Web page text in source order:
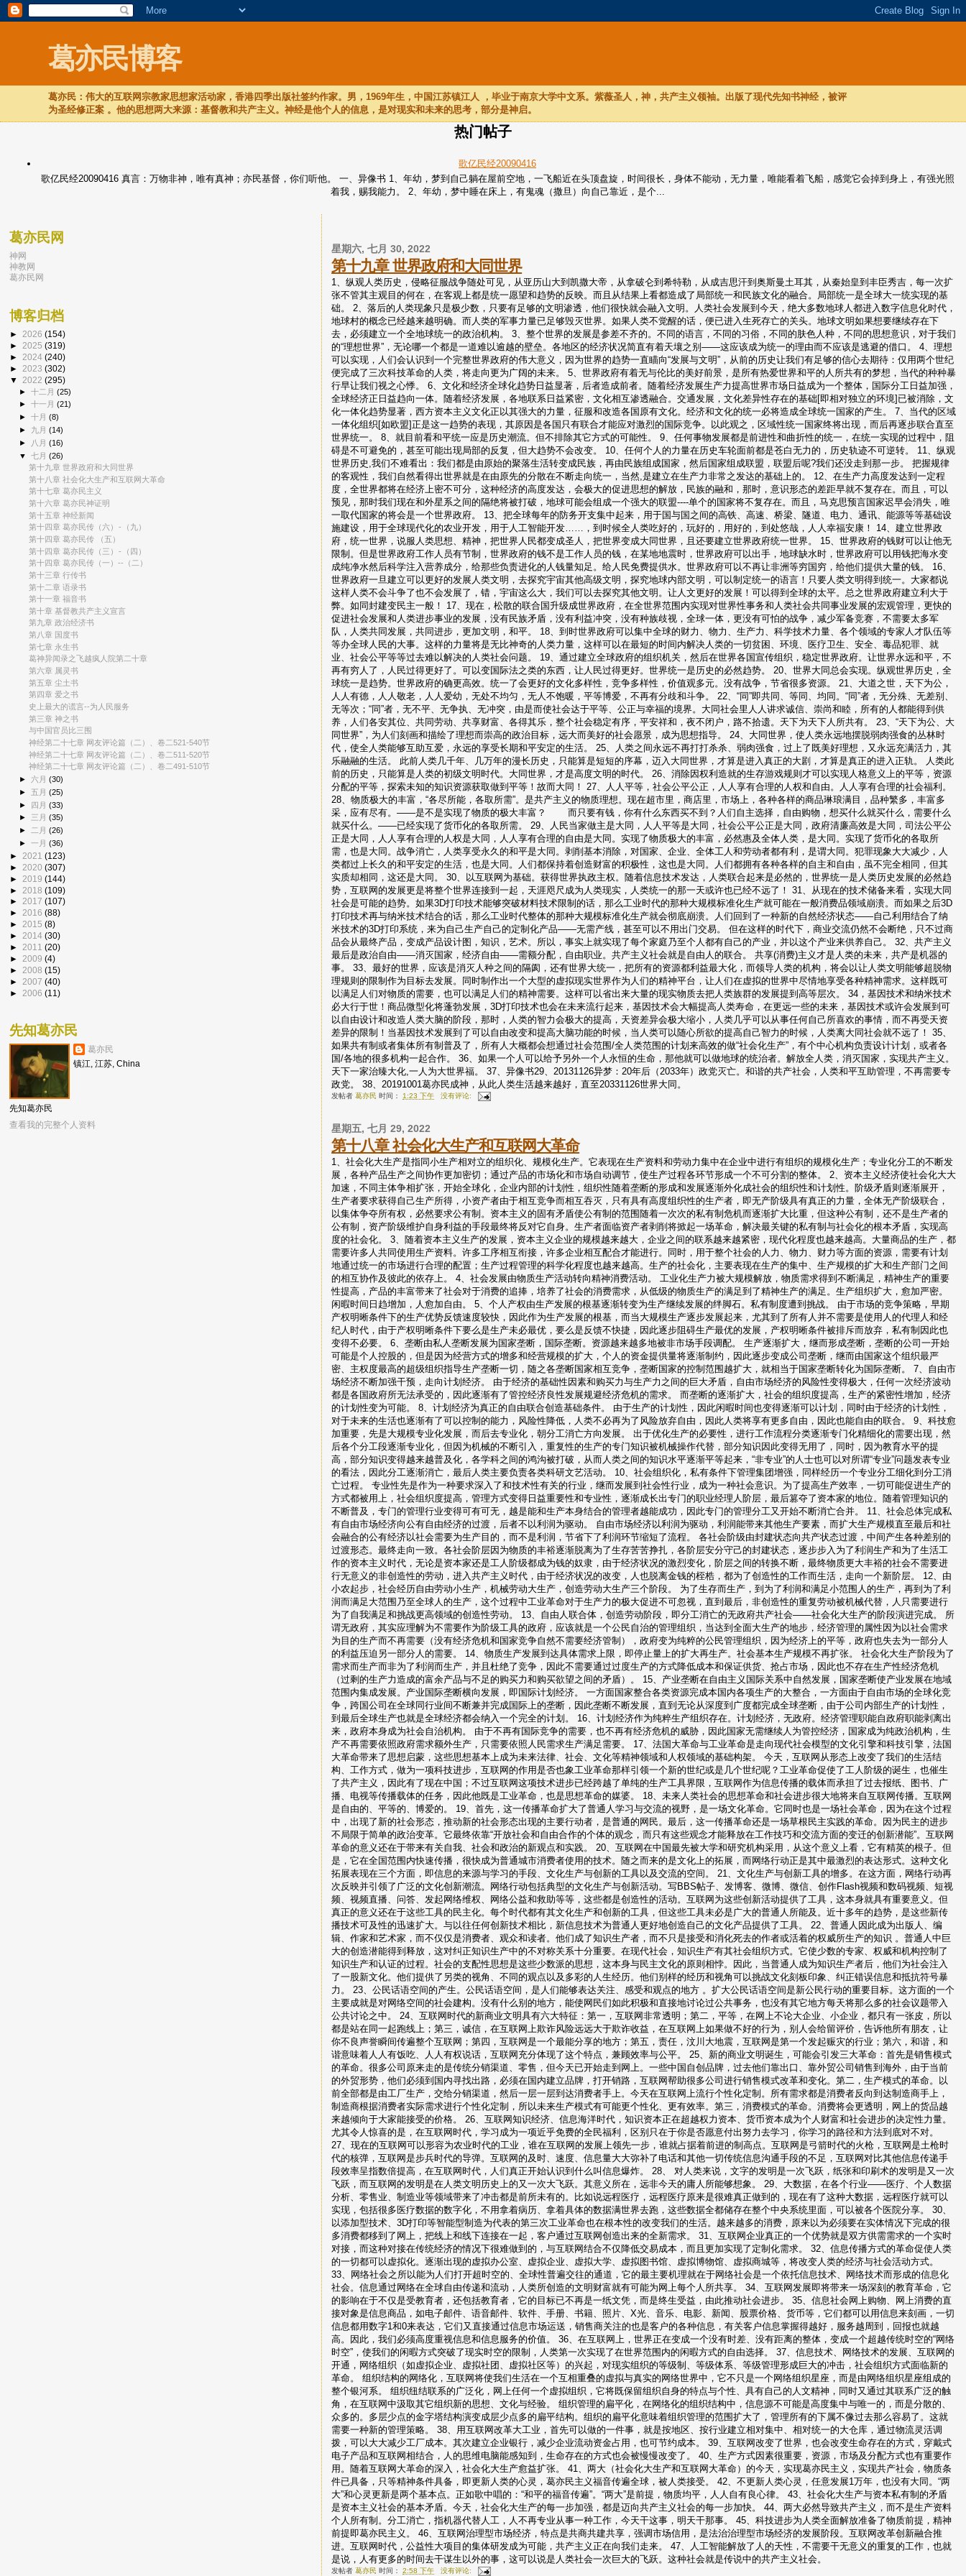
葛亦民博客
葛亦民：伟大的互联网宗教家思想家活动家，香港四季出版社签约作家。男，1969年生，中国江苏镇江人 ，毕业于南京大学中文系。紫薇圣人，神，共产主义领袖。出版了现代先知书神经，被评
为圣经修正案 。他的思想两大来源：基督教和共产主义。神经是他个人的信息，是对现实和未来的思考，部分是神启。
热门帖子
歌亿民经20090416
歌亿民经20090416 真言：万物非神，唯有真神；亦民基督，你们听他。 一、异像书 1、年幼，梦到自己躺在屋前空地，一飞船近在头顶盘旋，时间很长，身体不能动，无力量，唯能看着飞船，感觉它会掉到身上，有强光照
着我，赐我能力。 2、年幼，梦中睡在床上，有鬼魂（撒旦）向自己靠近，是个...
星期六, 七月 30, 2022
第十九章 世界政府和大同世界
1、纵观人类历史，侵略征服战争随处可见，从亚历山大到凯撒大帝，从拿破仑到希特勒，从成吉思汗到奥斯曼土耳其，从秦始皇到丰臣秀吉，每一次扩
张不管其主观目的何在，在客观上都是统一愿望和趋势的反映。而且从结果上看都造成了局部统一和民族文化的融合。局部统一是全球大一统实现的基
础。 2、落后的人类现象只是极少数，只要有足够的文明渗透，他们很快就会融入文明。人类社会发展到今天，绝大多数地球人都进入数字信息化时代，
地球村的概念已经越来越明确。而人类的军事力量已足够毁灭世界。如果人类不觉醒的话，便已进入生死存亡的关头。地球文明如果想要继续存在下
去，必须建立一个全地球统一的政治机构。 3、整个世界的发展是参差不齐的。不同的语言，不同的习俗，不同的肤色人种，不同的思想意识，对于我们
的“理想世界”，无论哪一个都是一道难以逾越的壁垒。各地区的经济状况简直有着天壤之别——这应该成为统一的理由而不应该是逃避的借口。 4、理想
可以实现，人们会认识到一个完整世界政府的伟大意义，因为世界的趋势一直瞄向“发展与文明”，从前的历史让我们有足够的信心去期待：仅用两个世纪
便完成了三次科技革命的人类，将走向更为广阔的未来。 5、世界政府有着无与伦比的美好前景，是所有热爱世界和平的人所共有的梦想，当代的种种暴
行早让我们视之心悸。 6、文化和经济全球化趋势日益显著，后者造成前者。随着经济发展生产力提高世界市场日益成为一个整体，国际分工日益加强，
全球经济正日益趋向一体。随着经济发展，各地联系日益紧密，文化相互渗透融合。交通发展，文化差异性存在的基础[即相对独立的环境]已被消除，文
化一体化趋势显著，西方资本主义文化正以其强大的力量，征服和改造各国原有文化。经济和文化的统一必将造成全球统一国家的产生。 7、当代的区域
一体化组织[如欧盟]正是这一趋势的表现，其原因是各国只有联合才能应对激烈的国际竞争。以此观之，区域性统一国家终将出现，而后再逐步联合直至
世界统一。 8、就目前看和平统一应是历史潮流。但不排除其它方式的可能性。 9、任何事物发展都是前进性和曲折性的统一，在统一实现的过程中，阻
碍是不可避免的，甚至可能出现局部的反复，但大趋势不会改变。 10、任何个人的力量在历史车轮面前都是苍白无力的，历史轨迹不可逆转。 11、纵观
世界历史,我们不难看出：我们都是由原始的聚落生活转变成民族，再由民族组成国家，然后国家组成联盟，联盟后呢?我们还没走到那一步。 把握规律
的客观性，我们自然看得出世界就是在由原先的分散在不断走向统一，当然,是建立在生产力非常之发达的基础上的。 12、在生产力高度发达到一定程
度，全世界都将在经济上密不可分，这种经济的高度发达，会极大的促进思想的解放，民族的融和，那时，意识形态的差距早就不复存在。而且，可以
预见，那时我们现在和外星系之间的隔绝将被打破，地球可能会组成一个强大的联盟----单个的国家将不复存在。而且，马克思预言国家迟早会消失，唯
一取代国家的将会是一个世界政府。 13、把全球每年的防务开支集中起来，用于国与国之间的高铁、高速、桥梁、隧道、电力、通讯、能源等等基础设
施建设，用于全球现代化的农业开发，用于人工智能开发……，到时候全人类吃好的，玩好的，用好的，到处悠哉，人人幸福安康！ 14、建立世界政
府，统一世界，说服人类思想、精神，把世界人民都变成圣人，把世界变成大同世界，且还要建立世界政府统一世界。 15、世界政府的钱财可以让他无
限制。但是世界政府工作人员有节制，世界政府的钱不是工作人员的钱，在某地地震时，世界政府可以出手，地球缺水时，世界政府可以用钱把海水变
成纯净水然后科学注入营养成分，给那些负责进化的人钱量知足。给人民免费提供水。世界政府可以不再让非洲等穷国穷，给他们提供大量的钱。 16、
世界政府一旦建立可以更好的发展人类文明，去探究宇宙其他高级文明，探究地球内部文明，可以制定统一的语言！只要人类文明得到统一。大家都说
这样人类不会斗争了也不会发展了，错，宇宙这么大，我们可以去探究其他文明。让人文更好的发展！可以得到全球的太平。总之世界政府建立利大于
弊。如同封建变民主一般！ 17、现在，松散的联合国升级成世界政府，在全世界范围内实现对世界性事务和人类社会共同事业发展的宏观管理，更快的
促进社会发展和人类进步事业的发展，没有民族矛盾，没有利益冲突，没有种族歧视，全球一体，更没有可怕的战争，减少军备竞赛，不需要太多军
队，人类共同发展，共同进步，更加文明，和平。 18、到时世界政府可以集中全球的财力、物力、生产力、科学技术力量、各个领域的专家人才队伍等
等办全球人民的大事。这样的力量将是无比神奇的人类力量，这样可以在最短的时间内解决人类的一切贫困、环境、医疗卫生、安全、毒品犯罪、就
业、社会公平等等过去难以解决的人类社会问题。 19、通过建立全球政府的组织机关，然后在世界各国宣传组织，稳定世界政府。让世界永远和平，不
再有穷人了，人民过得更好了。可以变国际法之类的东西，让人民过得更好。世界统一是历史的必然趋势。 20、世界大同总会实现。纵观世界历史，全
球统一是趋势。世界政府的确更高效。统一了会更好的文化多样性，竞争多样性，价值观多元。没有战争，节省很多资源。 21、大道之世，天下为公，
人人有德，人人敬老，人人爱幼，无处不均匀，无人不饱暖，平等博爱，不再有分歧和斗争。 22、“同”即共同、等同、均同。“同”者，无分殊、无差别、
无等次；“同”者，无不平、无争执、无冲突，由是而使社会达于平等、公正与幸福的境界。大同社会里人人讲求诚信、崇尚和睦，所有的人都能得到供
养，人们各安其位、共同劳动、共享财富、各得其乐，整个社会稳定有序，平安祥和，夜不闭户，路不拾遗。天下为天下人所共有。 23、“天下为公、大
同世界”，为人们刻画和描绘了理想而崇高的政治目标，远大而美好的社会愿景，成为思想指导。 24、大同世界，使人类永远地摆脱弱肉强食的丛林时
代，使全人类能够互助互爱，永远的享受长期和平安定的生活。 25、人类之间永远不再打打杀杀、弱肉强食，过上了既美好理想，又永远充满活力，其
乐融融的生活。 此前人类几千年、几万年的漫长历史，只能算是短短的序幕，迈入大同世界，才算是进入真正的大剧，才算是真正的进入正轨。 人类此
前的历史，只能算是人类的初级文明时代。大同世界，才是高度文明的时代。 26、消除因权利造就的生存游戏规则才可以实现人格意义上的平等，资源
分配的平等，探索未知的知识资源获取做到平等！故而大同！ 27、人人平等，社会公平公正，人人享有合理的人权和自由。人人享有合理的社会福利。
28、物质极大的丰富，“各尽所能，各取所需”。是共产主义的物质理想。现在超市里，商店里，市场上，各种各样的商品琳琅满目，品种繁多，丰富多
采，应有尽有。——是不是实现了物质的极大丰富？ 而只要有钱，你有什么东西买不到？人们自主选择，自由购物，想买什么就买什么，需要什么
就买什么。——已经实现了货币化的各取所需。 29、人民当家做主是大同，人人平等是大同，社会公平公正是大同，政府清廉高效是大同，司法公平公
正是大同，人人享有合理的人权是大同，人人享有合理的自由是大同。实现了物质极大的丰富，必然惠及全体人类，是大同。实现了货币化的各取所
需，也是大同。战争消亡，人类享受永久的和平是大同。剥削基本消除，对国家、企业、全体工人和劳动者都有利，是谓大同。犯罪现象大大减少，人
类都过上长久的和平安定的生活，也是大同。人们都保持着创造财富的积极性，这也是大同。人们都拥有各种各样的自主和自由，虽不完全相同，但其
实质却相同，这还是大同。 30、以互联网为基础。获得世界执政主权。随着信息技术发达，人类联合起来是必然的，世界统一是人类历史发展的必然趋
势，互联网的发展更是将整个世界连接到一起，天涯咫尺成为人类现实，人类统一的那一天或许也已经不远了！ 31、从现在的技术储备来看，实现大同
社会是可能的趋势。如果3D打印技术能够突破材料技术限制的话，那么工业时代的那种大规模标准化生产就可能在一般消费品领域崩溃。而如果之后3D
打印技术再与纳米技术结合的话，那么工业时代整体的那种大规模标准化生产就会彻底崩溃。人们回到了一种新的自然经济状态——自己利用结合了纳
米技术的3D打印系统，来为自己生产自己的定制化产品——无需产线，甚至可以不用出门交易。 但在这样的时代下，商业交流仍然不会断绝，只不过商
品会从最终产品，变成产品设计图，知识，艺术。所以，事实上就实现了每个家庭乃至个人都有自己的产业，并以这个产业来供养自己。 32、共产主义
最后是政治自由——消灭国家，经济自由——需额分配，自由职业。共产主义社会就是自由人的联合。 共享(消费)主义才是人类的未来，共产是机器的
事。 33、最好的世界，应该是消灭人种之间的隔阂，还有世界大统一，把所有的资源都利益最大化，而领导人类的机构，将会以让人类文明能够超脱物
理规则的限制作为目标去发展。同时制作出一个大型的虚拟现实世界作为人们的精神平台，让人们在虚拟的世界中尽情地享受各种精神需求。这样既可
以满足人们对物质的需要，也可以满足人们的精神需要。这样可以省出来大量的现实物质去把人类族群的发展提到高等层次。 34，基因技术和纳米技术
必大行于世！商品微型化将蓬勃发展，3D打印技术也会在未来流行起来，基因技术会大幅提高人类寿命，在更远一些的未来，基因技术或许会发展到可
以自由设计和改造人类大脑的阶段，那时，人类的智力会极大的提高，天资差异会极大缩小，人类几乎可以从事任何自己所喜欢的事情，而不再受天资
差异的限制！当基因技术发展到了可以自由改变和提高大脑功能的时候，当人类可以随心所欲的提高自己智力的时候，人类离大同社会就不远了！ 35、
如果共有制或者集体所有制普及了，所有人大概都会想通过社会范围/全人类范围的计划来高效的做“社会化生产”，有个中心机构负责设计计划，或者各
国/各地的很多机构一起合作。 36、如果一个人可以给予另外一个人永恒的生命，那他就可以做地球的统治者。解放全人类，消灭国家，实现共产主义。
天下一家治臻大化,一人为大世界福。 37、异像书29、20131126异梦：20年后（2033年）政党灭亡。和谐的共产社会，人类和平互助管理，不再需要专
政党。 38、20191001葛亦民成神，从此人类生活越来越好，直至20331126世界大同。
发帖者葛亦民 时间： 1:23 下午 没有评论:
星期五, 七月 29, 2022
​第十八章 社会化大生产和互联网大革命
1、社会化大生产是指同小生产相对立的组织化、规模化生产。它表现在生产资料和劳动力集中在企业中进行有组织的规模化生产；专业化分工的不断发
展，各种产品生产之间协作更加密切；通过产品的市场化和市场自动调节，使生产过程各环节形成一个不可分割的整体。 2、资本主义经济使社会化大大
加速，不同主体争相扩张，开始全球化，企业内部的计划性，组织性随着垄断的形成和发展逐渐外化成社会的组织性和计划性。阶级矛盾则逐渐展开，
生产者要求获得自己生产所得，小资产者由于相互竞争而相互吞灭，只有具有高度组织性的生产者，即无产阶级具有真正的力量，全体无产阶级联合，
以集体争夺所有权，必然要求公有制。资本主义的固有矛盾使公有制的范围随着一次次的私有制危机而逐渐扩大比重，但这种公有制，还不是生产者的
公有制，资产阶级维护自身利益的手段最终将反对它自身。生产者面临资产者剥削将掀起一场革命，解决最关键的私有制与社会化的根本矛盾，实现高
度的社会化。 3、随着资本主义生产的发展，资本主义企业的规模越来越大，企业之间的联系越来越紧密，现代化程度也越来越高。大量商品的生产，都
需要许多人共同使用生产资料。许多工序相互衔接，许多企业相互配合才能进行。同时，用于整个社会的人力、物力、财力等方面的资源，需要有计划
地通过统一的市场进行合理的配置；生产过程管理的科学化程度也越来越高。生产的社会化，主要表现在生产的集中、生产规模的扩大和生产部门之间
的相互协作及彼此的依存上。 4、社会发展由物质生产活动转向精神消费活动。 工业化生产力被大规模解放，物质需求得到不断满足，精神生产的重要
性提高，产品的丰富带来了社会对于消费的追捧，培养了社会的消费需求，从低级的物质生产的满足到了精神生产的满足。生产组织扩大，愈加严密。
闲暇时间日趋增加，人愈加自由。 5、个人产权由生产发展的根基逐渐转变为生产继续发展的绊脚石。私有制度遭到挑战。 由于市场的竞争策略，早期
产权明晰条件下的生产优势反馈速度较快，因此作为生产发展的根基，而当大规模生产逐步发展起来，尤其到了所有人并不需要是使用人的代理人和经
纪人时代，由于产权明晰条件下要么是生产未必最优，要么是反馈不快捷，因此逐步阻碍生产最优的发展，产权明晰条件被排斥而放弃，私有制因此也
变得不必要。 6、垄断由私人垄断发展为国家垄断，国际垄断。资源越来越多地被非市场手段调配。 生产逐渐扩大，继而形成垄断，垄断的公司一开始
可能是个人控股的，但是因为经营方式的增多和经营规模的扩大，个人的资金提供量将逐渐制约，因此逐步变成公司垄断，继而由国家这个组织最严
密、主权度最高的超级组织指导生产垄断一切，随之各垄断国家相互竞争，垄断国家的控制范围越扩大，就相当于国家垄断转化为国际垄断。 7、自由市
场经济不断加强干预，走向计划经济。 由于经济的基础性因素和购买力与生产力之间的巨大矛盾，自由市场经济的风险性变得极大，任何一次经济波动
都是各国政府所无法承受的，因此逐渐有了管控经济良性发展规避经济危机的需求。 而垄断的逐渐扩大，社会的组织度提高，生产的紧密性增加，经济
的计划性变为可能。 8、计划经济为真正的自由联合创造基础条件。 由于生产的计划性，因此闲暇时间也变得逐渐可以计划，同时由于经济的计划性，
对于未来的生活也逐渐有了可以控制的能力，风险性降低，人类不必再为了风险放弃自由，因此人类将享有更多自由，因此也能自由的联合。 9、科技愈
加重要，先是大规模专业化发展，而后去专业化，朝分工消亡方向发展。 出于优化生产的必要性，进行工作流程分类逐渐专门化精细化的需要出现，然
后各个分工段逐渐专业化，但因为机械的不断引入，重复性的生产的专门知识被机械操作代替，部分知识因此变得无用了，同时，因为教育水平的提
高，部分知识变得越来越普及化，各学科之间的鸿沟被打破，从而人类之间的知识水平逐渐平等起来，“非专业”的人士也可以对所谓“专业”问题发表专业
的看法，因此分工逐渐消亡，最后人类主要负责各类科研文艺活动。 10、社会组织化，私有条件下管理集团增强，同样经历一个专业分工细化到分工消
亡过程。 专业性先是作为一种要求深入了和技术性有关的行业，继而发展到社会性行业，成为一种社会意识。为了提高生产效率，一切可能促进生产的
方式都被用上，社会组织度提高，管理方式变得日益重要性和专业性，逐渐成长出专门的职业经理人阶层，最后篡夺了资本家的地位。随着管理知识的
不断普及，专门的管理行业变得可有可无，越是能和生产本身结合的管理者越能成功，因此专门的管理分工又开始不断消亡合并。 11、社会总体完成私
有自由市场经济向公有自由经济的过渡，后者不以利润为驱动。 自由市场经济以利润为驱动，利润能带来其他生产要素，而扩大生产规模直至最后和社
会融合的公有经济以社会需要为生产目的，而不是利润，节省下了利润环节缩短了流程。 各社会阶级由封建状态向共产状态过渡，中间产生各种差别的
过渡形态。最终走向一致。各社会阶层因为物质的丰裕逐渐脱离为了生存苦苦挣扎，各阶层安分守己的封建状态，逐步步入为了利润生产和为了生活工
作的资本主义时代，无论是资本家还是工人阶级都成为钱的奴隶，由于经济状况的激烈变化，阶层之间的转换不断，最终物质更大丰裕的社会不需要进
行无意义的非创造性的劳动，进入共产主义时代，由于经济状况的改变，人也脱离金钱的桎梏，都为了创造性的工作而生活，走向一个新阶层。 12、由
小农起步，社会经历自由劳动小生产，机械劳动大生产，创造劳动大生产三个阶段。 为了生存而生产，到为了利润和满足小范围人的生产，再到为了利
润而满足大范围乃至全球人的生产，这个过程中工业革命对于生产力的极大促进不可忽视，直到最后，非创造性的重复劳动被机械代替，人只需要进行
为了自我满足和挑战更高领域的创造性劳动。 13、自由人联合体，创造劳动阶段，即分工消亡的无政府共产社会——社会化大生产的阶段演进完成。 所
谓无政府，其实应理解为不需要作为阶级工具的政府，应该就是一个公民自治的管理组织，当达到全面大生产的地步，经济管理的属性因为以社会需求
为目的生产而不再需要（没有经济危机和国家竞争自然不需要经济管制），政府变为纯粹的公民管理组织，因为经济上的平等，政府也失去为一部分人
的利益压迫另一部分人的需要。 14、物质生产发展到达具体需求上限，即停止量上的扩大再生产。社会基本生产规模不再扩张。 社会化大生产阶段为了
需求而生产而非为了利润而生产，并且杜绝了竞争，因此不需要通过过度生产的方式降低成本和保证供货、抢占市场，因此也不存在生产性经济危机
（过剩的生产力造成的富余产品与不足的购买力和购买欲望之间的矛盾）。 15、产业垄断在自由主义国际关系中自然发展，国家垄断使产业发展在地域
范围内集成发展。产业国际垄断横向发展，即国际计划经济。 一方面国家整合各类资源完成本国内各项生产的大整合，一方面由于自由市场的全球化竞
争，跨国公司在全球同行业间不断兼并完成国际上的垄断，因此垄断不断发展，直到无论从深度到广度都完成全球垄断，由于公司内部生产的计划性，
到最后全球生产也就是全球经济都会纳入一个完全的计划。 16、计划经济作为纯粹生产组织存在。计划经济，无政府。经济管理职能自政府职能剥离出
来，政府本身成为社会自治机构。 由于不再有国际竞争的需要，也不再有经济危机的威胁，因此国家无需继续人为管控经济，国家成为纯政治机构，生
产不再需要依照政府需求额外生产，只需要依照人民需求生产满足需要。 17、法国大革命与工业革命是走向现代社会模型的文化引擎和科技引擎，法国
大革命带来了思想启蒙，这些思想基本上成为未来法律、社会、文化等精神领域和人权领域的基础构架。 今天，互联网从形态上改变了我们的生活结
构、工作方式，做为一项科技进步，互联网的作用是否也象工业革命那样引领一个新的世纪或是几个世纪呢？工业革命促使了工人阶级的诞生，也催生
了共产主义，因此有了现在中国；不过互联网这项技术进步已经跨越了单纯的生产工具界限，互联网作为信息传播的载体而承担了过去报纸、图书、广
播、电视等传播载体的任务，因此他既是工业革命，也是思想革命的媒婆。 18、未来人类社会的思想革命和社会进步很大地将来自互联网传播。互联网
是自由的、平等的、博爱的。 19、首先，这一传播革命扩大了普通人学习与交流的视野，是一场文化革命。它同时也是一场社会革命，因为在这个过程
中，出现了新的社会形态，推动新的社会形态出现的主要行动者，是普通的网民。最后，这一传播革命还是一场草根民主实践的革命。因为民主的进步
不局限于简单的政治变革。它最终依靠“开放社会和自由合作的个体的观念，而只有这些观念才能释放在工作技巧和交流方面的变迁的创新潜能”。互联网
革命的意义还在于带来有关自我、社会和政治的新观点和实践。 20、互联网在中国最先被大学和研究机构采用，从这个意义上看，它有精英的根子。但
是，它在全国范围内快速传播，很快成为普通城市消费者使用的技术。随之而来的是文化上的拓展，而网络行动正是其中最激烈的表达形式。这种文化
拓展表现在三个方面，即信息的来源与学习的手段、文化生产与创新的工具以及交流的空间。 21、文化生产与创新工具的增多。在这方面，网络行动再
次反映并引领了广泛的文化创新潮流。网络行动包括典型的文化生产与创新活动。写BBS帖子、发博客、微博、微信、创作Flash视频和数码视频、短视
频、视频直播、问答、发起网络维权、网络公益和救助等等，这些都是创造性的活动。互联网为这些创新活动提供了工具，这本身就具有重要意义。但
真正的意义还在于这些工具的民主化。每个时代都有其文化生产和创新的工具，但这些工具未必是广大的普通人所能及。近十多年的趋势，是这些新传
播技术可及性的迅速扩大。与以往任何创新技术相比，新信息技术为普通人更好地创造自己的文化产品提供了工具。 22、普通人因此成为出版人、编
辑、作家和艺术家，而不仅仅是消费者、观众和读者。他们成了知识生产者，而不只是接受和消化死去的作者或活着的权威所生产的知识 。普通人中巨
大的创造潜能得到释放，这对纠正知识生产中的不对称关系十分重要。在现代社会，知识生产有其社会组织方式。它使少数的专家、权威和机构控制了
知识生产和认证的过程。社会的支配性思想是这些少数派的思想，这本身与民主文化的原则相悖。因此，当普通人成为知识生产者后，他们为社会注入
了一股新文化。他们提供了另类的视角、不同的观点以及多彩的人生经历。他们别样的经历和视角可以挑战文化刻板印象、纠正错误信息和抵抗符号暴
力。 23、公民话语空间的产生。公民话语空间，是人们能够表达关注、感受和观点的地方 。扩大公民话语空间是新公民行动的重要目标。这方面的一个
主要成就是对网络空间的社会建构。没有什么别的地方，能使网民们如此积极和直接地讨论过公共事务，也没有其它地方每天将那么多的社会议题带入
公共讨论之中。 24、互联网时代的新商业文明具有六大特征：第一，互联网非常透明；第二，平等，在网上不论大企业、小企业，都只有一张皮，所以
都是站在同一起跑线上；第三，诚信，在互联网上欺诈风险远远大于欺诈收益，在互联网上如果做不好的行为，别人会给留评价，告诉他所有朋友，让
你不良声誉瞬间传遍整个互联网；第四，互联网是一个最能分享的地方；第五，责任，汶川大地震，互联网是第一个发起赈灾的行业；第六，和谐，和
谐意味着人人有饭吃、人人有权说话，互联网充分体现了这个特点，兼顾效率与公平。 25、新的商业文明诞生，可能会引发三大革命：首先是销售模式
的革命。很多公司原来走的是传统分销渠道、零售，但今天已开始走到网上。一些中国自创品牌，过去他们靠出口、靠外贸公司销售到海外，由于当前
的外贸形势，他们必须到国内寻找出路，必须在国内建立品牌，打开销路，互联网帮助很多公司进行销售模式改革和变化。第二，生产模式的革命。以
前全部都是由工厂生产，交给分销渠道，然后一层一层到达消费者手上。今天在互联网上流行个性化定制。所有需求都是消费者反向到达制造商手上，
制造商根据消费者实际需求进行个性化定制，所以未来生产模式有可能更个性化、更有效率。第三，消费模式的革命。消费将会更透明，网上的货品越
来越倾向于大家能接受的价格。 26、互联网知识经济、信息海洋时代，知识资本正在超越权力资本、货币资本成为个人财富和社会进步的决定性力量。
尤其令人惊喜的是，在互联网时代，学习成为一项近乎免费的全民福利，区别只在于你是否愿意付出努力去学习，你学习的路径和方法到底对不对。
27、现在的互联网可以形容为农业时代的工业，谁在互联网的发展上领先一步，谁就占据着前进的制高点。互联网是弓箭时代的火枪，互联网是土枪时
代的核弹，互联网是步兵时代的导弹。互联网的及时、速度、信息量大大弥补了电话和其他一切传统信息沟通手段的不足，互联网对比其他信息传递手
段效率呈指数倍提高，在互联网时代，人们真正开始认识到什么叫信息爆炸。 28、 对人类来说，文字的发明是一次飞跃，纸张和印刷术的发明是又一次
飞跃，而互联网的发明是在人类文明历史上的又一次大飞跃。其意义所在，远非今天的庸人所能够想象。 29、大数据，在各个行业——医疗、个人数据
分析、零售业、制造业等领域带来了冲击都是前所未有的。比如说远程医疗，远程医疗原来是很难真正做到的，现在有了这种大数据，远程医疗就可以
实现，包括很多医疗数据的数字化，不用拿着病历、拿着具体的数据满世界去跑，这些数据全都储存在整个中央系统里面，可以被各个医院分享。 30、
以添加型技术、3D打印等智能型制造为代表的第三次工业革命也在根本性的改变我们的生活。越来越多的消费，原来以为必须要在实体情况下完成的很
多消费都移到了网上，把线上和线下连接在一起，客户通过互联网创造出来的全新需求。 31、互联网企业真正的一个优势就是双方供需需求的一个实时
对接，而这种对接在传统经济的情况下很难做到的，与互联网结合不仅降低交易成本，而且更加实现了定制化需求。 32、信息传播方式的革命促使人类
的一切都可以虚拟化。逐渐出现的虚拟办公室、虚拟企业、虚拟大学、虚拟图书馆、虚拟博物馆、虚拟商城等，将改变人类的经济与社会活动方式。
33、网络社会之所以能为人们打开超时空的、全球性普遍交往的通道，它的最主要机理就在于网络社会是一个依托信息技术、网络技术而形成的信息化
社会。信息通过网络在全球自由传递和流动，人类所创造的文明财富就有可能为网上每个人所共享。 34、互联网发展即将带来一场深刻的教育革命，它
的影响在于不仅是受教育者，还包括教育者，它的目标已不再是一纸文凭，而是终生受益，由此推动社会进步。 35、信息社会网上购物、网上消费的直
接对象是信息商品，如电子邮件、语音邮件、软件、手册、书籍、照片、X光、音乐、电影、新闻、股票价格、货币等，它们都可以用信息来刻画，一切
信息都用数字1和0来表达，它们又直接通过信息市场运送，销售商关注的也是客户的各种信息，有关客户信息掌握得越好，服务越周到，回报也就越
高。因此，我们必须高度重视信息和信息服务的价值。 36、在互联网上，世界正在变成一个没有时差、没有距离的整体，变成一个超越传统时空的“网络
时空”，使我们的闲暇方式突破了现实时空的限制，人类第一次实现了在世界范围内的闲暇方式的自由选择。 37、信息技术、网络技术的发展、互联网的
开通，网络组织（如虚拟企业、虚拟社团、虚拟社区等）的兴起，对现实组织的等级制、等级体系、等级管理形成巨大的冲击，社会组织方式面临新的
革命。 组织结构的网络化，互联网将使我们生活在一个互相重叠的虚拟与真实的网络世界中，它不只是一个网络组织星座，而是由网络组织星座组成的
整个银河系。 组织纽结联系的广泛化，网上任何一个虚拟组织，它将既保留组织自身的特点与个性、具有自己的人文精神，同时又通过其联系广泛的触
角，在互联网中汲取其它组织新的思想、文化与经验。 组织管理的扁平化，在网络化的组织结构中，信息源不可能是高度集中与唯一的，而是分散的、
众多的。多层少点的金字塔结构演变成层少点多的扁平结构。组织的扁平化意味着组织管理的范围扩大了，管理所有的下属不像过去那么容易了。这就
需要一种新的管理策略。 38、用互联网改革大工业，首先可以做的一件事，就是按地区、按行业建立相对集中、相对统一的大仓库，通过物流灵活调
拨，可以大大减少工厂成本。其次建立企业银行，减少企业流动资金占用，也可节约成本。 39、互联网改变了世界，也会改变生命存在的方式，穿戴式
电子产品和互联网相结合，人的思维电脑能感知到，生命存在的方式也会被慢慢改变了。 40、生产方式因素很重要，资源，市场及分配方式也有重要作
用。随着互联网大革命的深入，社会化大生产愈益扩张。 41、两大（社会化大生产和互联网大革命）的今天，实现葛亦民主义，实现共产社会，物质条
件已具备，只等精神条件具备，即更新人类的心灵，葛亦民主义福音传遍全球，被人类接受。 42、不更新人类心灵，任意发展1万年，也没有大同。“两
大”和心灵更新是两个基本点。正如歌中唱的：“和平的福音传遍”。“两大”是前提，物质均平，人人自有良心律。 43、社会化大生产与资本私有制的矛盾
是资本主义社会的基本矛盾。今天，社会化大生产的每一步加强，都是迈向共产主义社会的每一步加快。 44、两大必然导致共产主义，而不是生产资料
个人所有制。分工消亡，指机器代替人工，人不再专业从事一种工作，今天干这事，明天干那事。 45、科技进步为人类全面解放准备了物质前提，精神
前提即葛亦民主义。 46、互联网治理型市场经济，特点是共商共建共享，强调市场信用，是法治治理型市场经济的发展阶段。互联网改革创新融合推
进。互联网时代，公益性大项目的集体研发成为可能，共产主义正在向我们走来。 47、人工智能解放了人的天性，不需要干无意义的重复的工作，也就
是说，人有更多的时间去干谋生以外的事，这可以说是人类社会一次巨大的飞跃。这种社会就是传说中的共产主义社会。
发帖者葛亦民 时间：2:58 下午 没有评论:
葛亦民网
神网
神教网
葛亦民网
博客归档
► 2026 (154)
► 2025 (319)
► 2024 (240)
► 2023 (302)
▼ 2022 (295)
►十二月(25)
►十一月(21)
►十月(8)
► 九月(14)
►
八月(16)
▼七月(26)
第十九章 世界政府和大同世界
​第十八章 社会化大生产和互联网大革命
第十七章 葛亦民主义
第十六章 葛亦民神证明
第十五章 神经新闻
第十四章 葛亦民传（六） - （九）
第十四章 葛亦民传 （五）
第十四章 葛亦民传（三） - （四）
第十四章 葛亦民传（一）--（二）
第十三章 行传书
第十二章 语录书
第十一章 福音书
第十章 基督教共产主义宣言
第九章 政治经济书
第八章 国度书
第七章 永生书
葛神异闻录之飞越疯人院第二十章
第六章 属灵书
第五章 尘土书
第四章 爱之书
史上最大的谎言--为人民服务
第三章 神之书
与中国官员比三围
神经第二十七章 网友评论篇（二）、卷二521-540节
神经第二十七章 网友评论篇（二）、卷二511-520节
神经第二十七章 网友评论篇（二）、卷二491-510节
► 六月(30)
► 五月(25)
► 四月(33)
► 三月(35)
►
二月(26)
►一月(36)
► 2021 (123)
► 2020 (307)
► 2019 (144)
► 2018 (109)
► 2017 (107)
► 2016 (88)
► 2015 (8)
► 2014 (30)
► 2011 (20)
► 2009 (4)
► 2008 (15)
► 2007 (40)
► 2006 (11)
先知葛亦民
葛亦民
镇江, 江苏, China
先知葛亦民
查看我的完整个人资料